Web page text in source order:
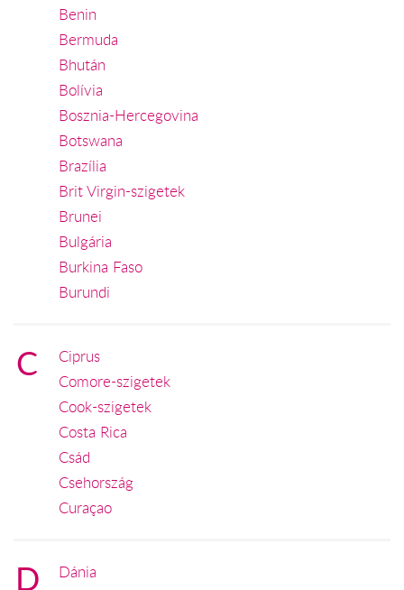
Benin
Bermuda
Bhután
Bolívia
Bosznia-Hercegovina
Botswana
Brazília
Brit Virgin-szigetek
Brunei
Bulgária
Burkina Faso
Burundi
C
Ciprus
Comore-szigetek
Cook-szigetek
Costa Rica
Csád
Csehország
Curaçao
D
Dánia